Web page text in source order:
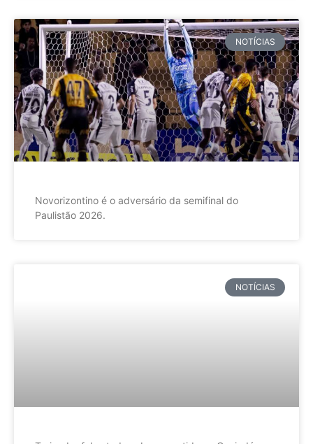
NOTÍCIAS
Novorizontino é o adversário da semifinal do
Paulistão 2026.
NOTÍCIAS